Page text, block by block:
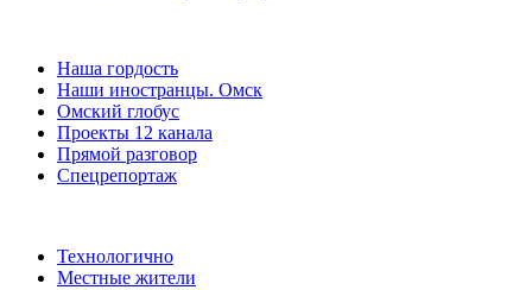
Наша гордость
Наши иностранцы. Омск
Омский глобус
Проекты 12 канала
Прямой разговор
Спецрепортаж
Технологично
Местные жители